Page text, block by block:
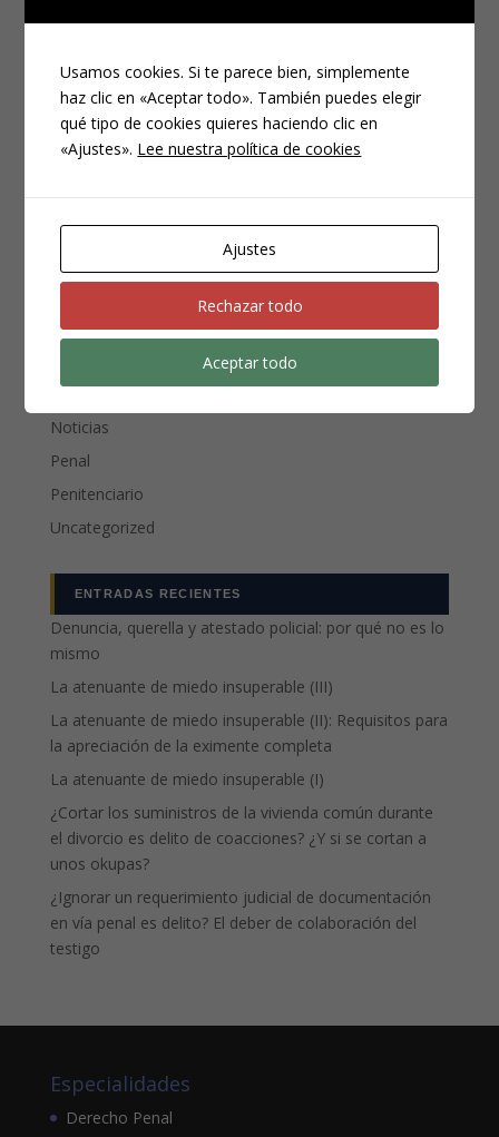
Teléfono*
Compliance
Noticias
Penal
Penitenciario
Uncategorized
ENTRADAS RECIENTES
Denuncia, querella y atestado policial: por qué no es lo
mismo
La atenuante de miedo insuperable (III)
La atenuante de miedo insuperable (II): Requisitos para
la apreciación de la eximente completa
La atenuante de miedo insuperable (I)
¿Cortar los suministros de la vivienda común durante
el divorcio es delito de coacciones? ¿Y si se cortan a
unos okupas?
¿Ignorar un requerimiento judicial de documentación
en vía penal es delito? El deber de colaboración del
testigo
Especialidades
Derecho Penal
Usamos cookies. Si te parece bien, simplemente
haz clic en «Aceptar todo». También puedes elegir
qué tipo de cookies quieres haciendo clic en
«Ajustes». Lee nuestra política de cookies
Ajustes
Rechazar todo
Aceptar todo